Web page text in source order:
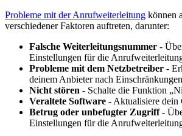
Probleme mit der Anrufweiterleitung können
verschiedener Faktoren auftreten, darunter:
Falsche Weiterleitungsnummer -
Einstellungen für die
Probleme mit dem Netzbetreiber -
deinem Anbieter nach
Nicht stören - Schalte die Funktion
Veraltete Software - Aktualisiere dein
Betrug oder unbefugter Zugriff-
Einstellungen für die